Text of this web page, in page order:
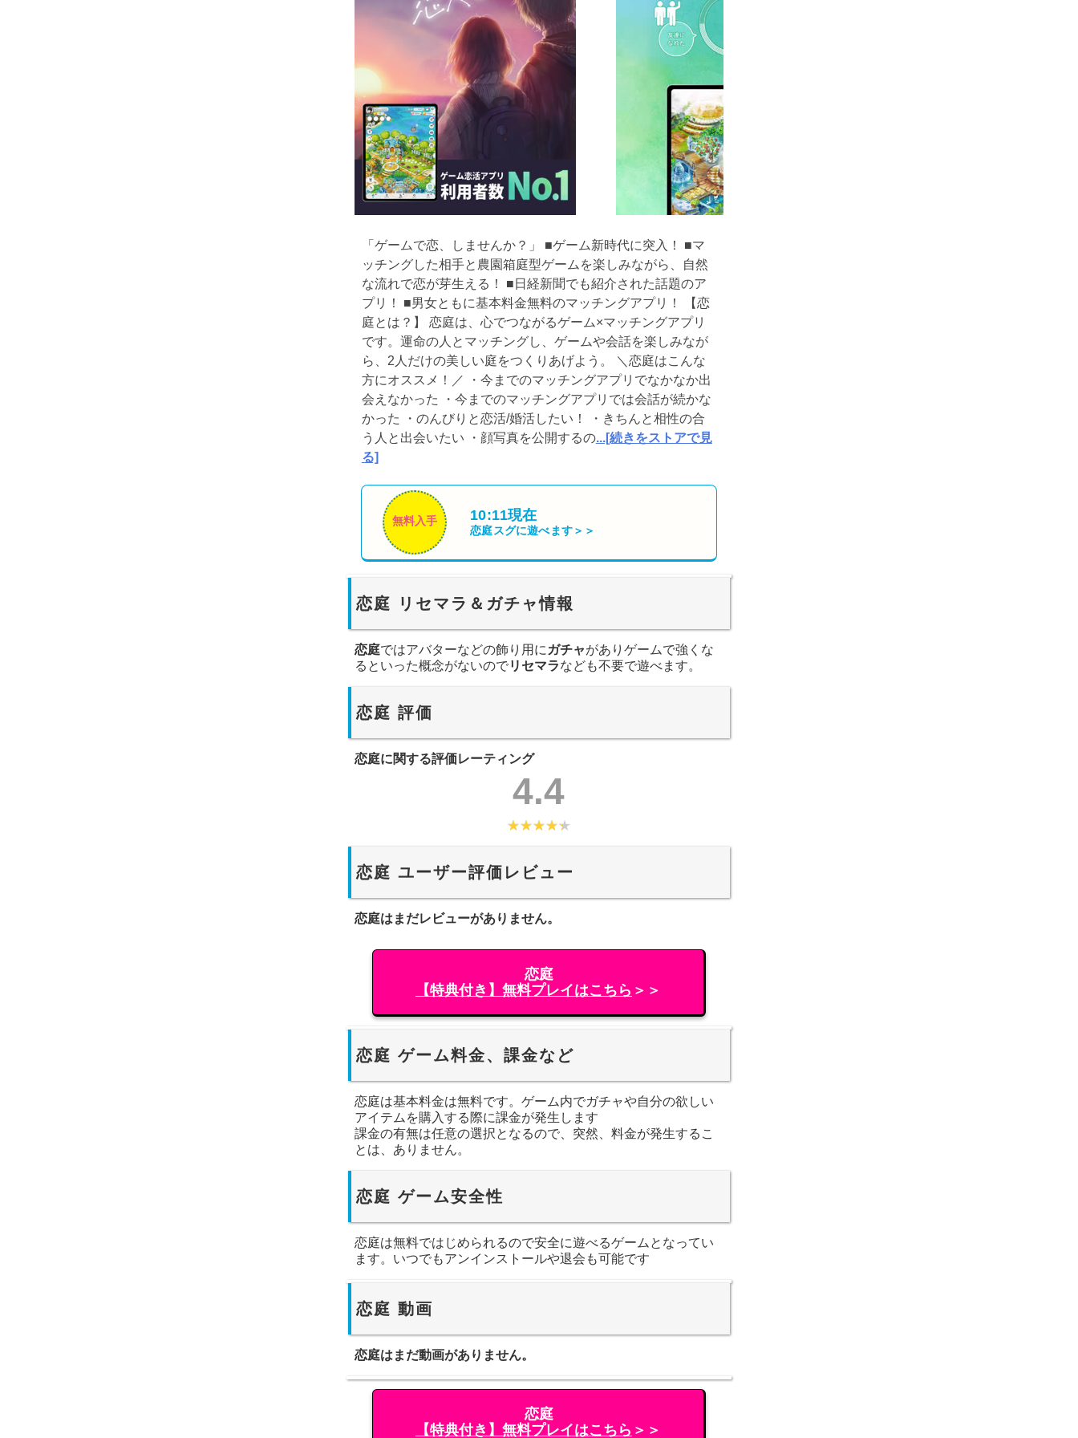
「ゲームで恋、しませんか？」 ■ゲーム新時代に突入！ ■マ
ッチングした相手と農園箱庭型ゲームを楽しみながら、自然
な流れで恋が芽生える！ ■日経新聞でも紹介された話題のア
プリ！ ■男女ともに基本料金無料のマッチングアプリ！ 【恋
庭とは？】 恋庭は、心でつながるゲーム×マッチングアプリ
です。運命の人とマッチングし、ゲームや会話を楽しみなが
ら、2人だけの美しい庭をつくりあげよう。 ＼恋庭はこんな
方にオススメ！／ ・今までのマッチングアプリでなかなか出
会えなかった ・今までのマッチングアプリでは会話が続かな
かった ・のんびりと恋活/婚活したい！ ・きちんと相性の合
う人と出会いたい ・顔写真を公開するの...[続きをストアで見
る]
無料入手 10:11現在
恋庭スグに遊べます＞＞
恋庭 リセマラ＆ガチャ情報
恋庭ではアバターなどの飾り用に ガチャがありゲームで強くな
るといった概念がないのでリセマラなども不要で遊べます。
恋庭 評価
恋庭に関する評価レーティング
4.4
恋庭 ユーザー評価レビュー
恋庭はまだレビューがありません。
恋庭
【特典付き】無料プレイはこちら ＞＞
恋庭 ゲーム料金、課金など
恋庭は基本料金は無料です。ゲーム内でガチャや自分の欲しい
アイテムを購入する際に課金が発生します
課金の有無は任意の選択となるので、突然、料金が発生するこ
とは、ありません。
恋庭 ゲーム安全性
恋庭は無料ではじめられるので安全に遊べるゲームとなってい
ます。いつでもアンインストールや退会も可能です
恋庭 動画
恋庭はまだ動画がありません。
恋庭
【特典付き】無料プレイはこちら ＞＞